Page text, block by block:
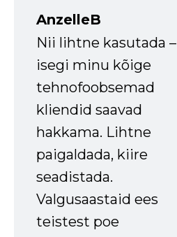
AnzelleB
Nii lihtne kasutada –
isegi minu kõige
tehnofoobsemad
kliendid saavad
hakkama. Lihtne
paigaldada, kiire
seadistada.
Valgusaastaid ees
teistest poe